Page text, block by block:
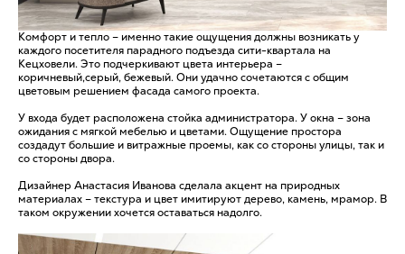
Комфорт и тепло – именно такие ощущения должны возникать у
каждого посетителя парадного подъезда сити-квартала на
Кецховели. Это подчеркивают цвета интерьера –
коричневый,серый, бежевый. Они удачно сочетаются с общим
цветовым решением фасада самого проекта.
У входа будет расположена стойка администратора. У окна – зона
ожидания с мягкой мебелью и цветами. Ощущение простора
создадут большие и витражные проемы, как со стороны улицы, так и
со стороны двора.
Дизайнер Анастасия Иванова сделала акцент на природных
материалах – текстура и цвет имитируют дерево, камень, мрамор. В
таком окружении хочется оставаться надолго.